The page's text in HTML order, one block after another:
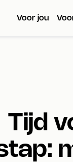
Voor jou
Tijd